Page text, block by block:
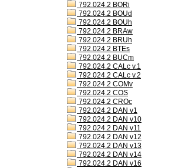
792.024.2 BORi
792.024.2 BOUd
792.024.2 BOUh
792.024.2 BRAw
792.024.2 BRUh
792.024.2 BTEs
792.024.2 BUCm
792.024.2 CALc v.1
792.024.2 CALc v.2
792.024.2 COMv
792.024.2 COS
792.024.2 CROc
792.024.2 DAN v1
792.024.2 DAN v10
792.024.2 DAN v11
792.024.2 DAN v12
792.024.2 DAN v13
792.024.2 DAN v14
792.024.2 DAN v16